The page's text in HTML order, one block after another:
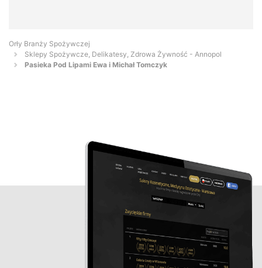
Orły Branży Spożywczej
Sklepy Spożywcze, Delikatesy, Zdrowa Żywność - Annopol
Pasieka Pod Lipami Ewa i Michał Tomczyk